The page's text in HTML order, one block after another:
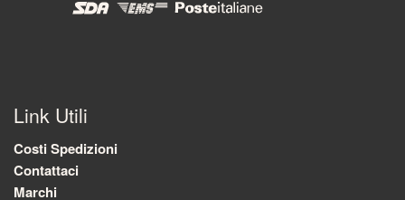
Link Utili
Costi Spedizioni
Contattaci
Marchi